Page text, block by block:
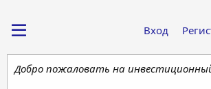
Вход
Добро пожаловать на